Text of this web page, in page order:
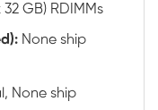
32 GB) RDIMMs
None ship
None ship